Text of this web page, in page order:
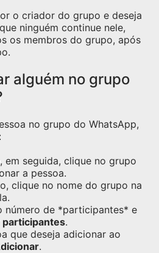
o criador do grupo e deseja
ninguém continue nele,
os membros do grupo, após
alguém no grupo
no grupo do WhatsApp,
em seguida, clique no grupo
a pessoa.
clique no nome do grupo na
número de *participantes* e
.
que deseja adicionar ao
.